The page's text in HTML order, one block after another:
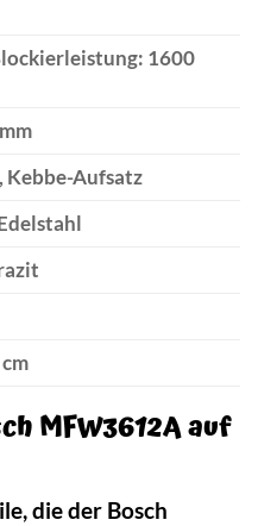
1600
Aufsatz
MFW3612A auf
die der Bosch